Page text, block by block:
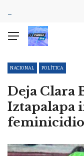
NACIONAL POLÍTICA
Deja Clara
Iztapalapa